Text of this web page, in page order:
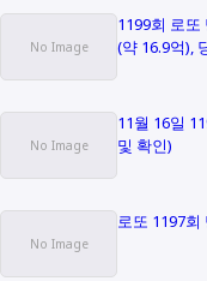
1199회 로또
(약 16.9억),
11월 16일
및 확인)
로또 1197회